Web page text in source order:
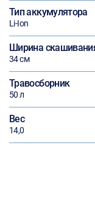
Тип аккумулятора
Li-Ion
Ширина
34 см
Травосборник
50 л
Вес
14,0